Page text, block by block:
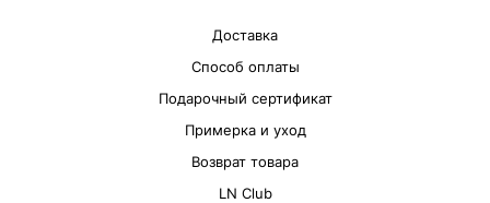
Доставка
Способ оплаты
Подарочный сертификат
Примерка и уход
Возврат товара
LN Club